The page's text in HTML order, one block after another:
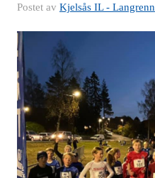
Postet av Kjelsås IL - Langrenn